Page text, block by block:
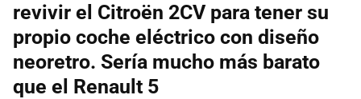
revivir el Citroën 2CV para tener su
propio coche eléctrico con diseño
neoretro. Sería mucho más barato
que el Renault 5